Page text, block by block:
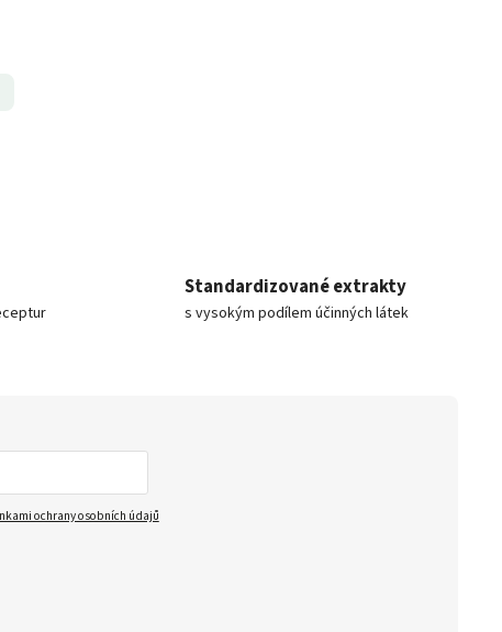
Standardizované extrakty
s vysokým podílem účinných látek
ochrany osobních údajů